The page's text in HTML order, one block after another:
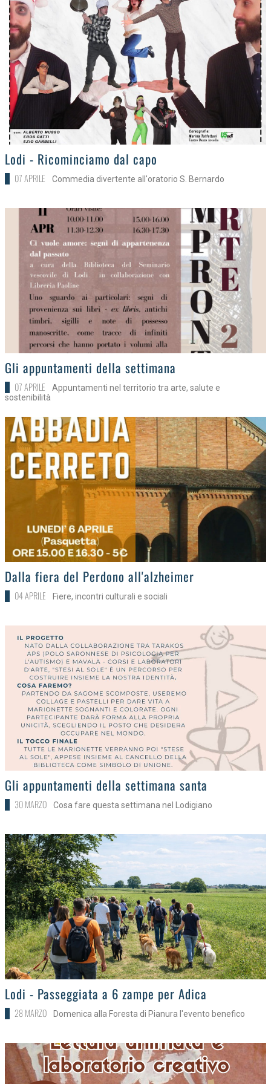
>Lodi - Ricominciamo dal capo
07 APRILE Commedia divertente all'oratorio S. Bernardo
>
Gli appuntamenti della settimana
07 APRILE
Appuntamenti nel territorio tra arte, salute e
sostenibilità
>
Dalla fiera del Perdono all'alzheimer
04 APRILE Fiere, incontri culturali e sociali
>
Gli appuntamenti della settimana santa
30 MARZO Cosa fare questa settimana nel Lodigiano
>Lodi - Passeggiata a 6 zampe per Adica
28 MARZO Domenica alla Foresta di Pianura l'evento benefico